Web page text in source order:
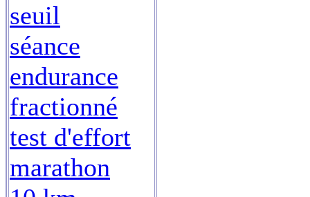
seuil
séance
endurance
fractionné
test d'effort
marathon